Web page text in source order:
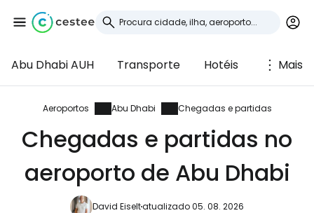
Abu Dhabi AUH Transporte Hotéis Mais
Aeroportos Abu Dhabi Chegadas e partidas
Chegadas e partidas no
aeroporto de Abu Dhabi
David Eiseltatualizado 05. 08. 2026
Iniciar sessão no
Cestee
... a comunidade mundial de viajantes